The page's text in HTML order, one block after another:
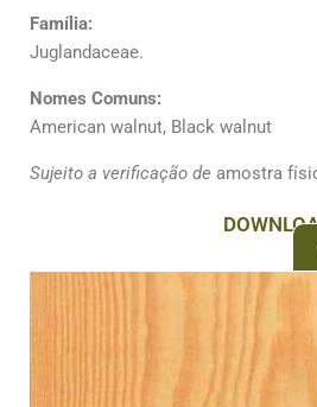
Família:
Juglandaceae.
Nomes Comuns:
American walnut, Black walnut
Sujeito a verificação de amostra